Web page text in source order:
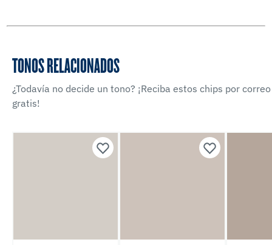
TONOS RELACIONADOS
¿Todavía no decide un tono? ¡Reciba estos chips por correo
gratis!